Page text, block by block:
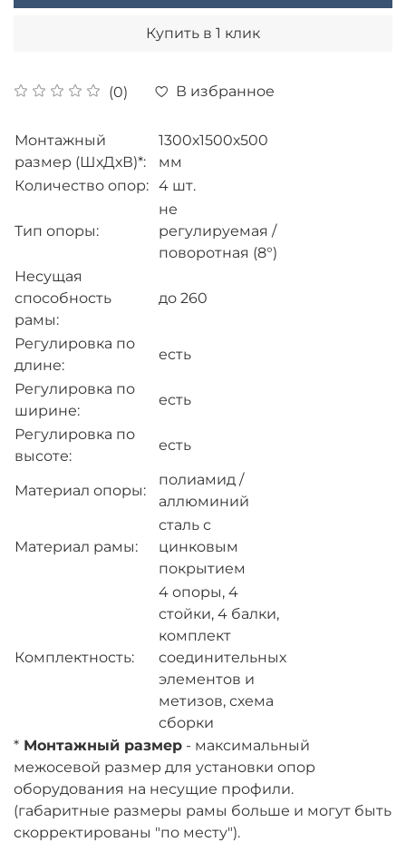
(0) В избранное
Купить в 1 клик
Монтажный
размер (ШхДхВ)*:
1300х1500х500
мм
Количество опор: 4 шт.
Тип опоры:
не
регулируемая /
поворотная (8°)
Несущая
способность
рамы:
до 260
Регулировка по
длине:
есть
Регулировка по
ширине:
есть
Регулировка по
высоте:
есть
Материал опоры:
полиамид /
аллюминий
Материал рамы:
сталь с
цинковым
покрытием
Комплектность:
4 опоры, 4
стойки, 4 балки,
комплект
соединительных
элементов и
метизов, схема
сборки
* Монтажный размер - максимальный
межосевой размер для установки опор
оборудования на несущие профили.
(габаритные размеры рамы больше и могут быть
скорректированы "по месту").